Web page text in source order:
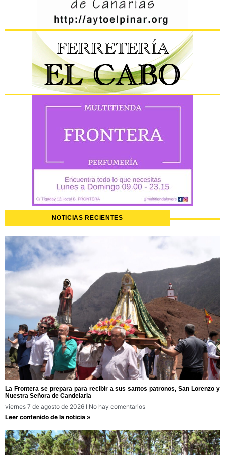
NOTICIAS RECIENTES
La Frontera se prepara para recibir a sus santos patronos, San Lorenzo y
Nuestra Señora de Candelaria
viernes 7 de agosto de 2026
No hay comentarios
Leer contenido de la noticia »